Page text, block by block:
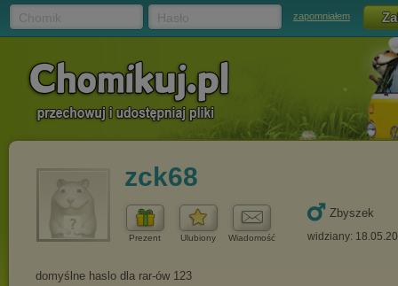
zapomniałem
zck68
Prezent Ulubiony Wiadomość
Zbyszek
widziany: